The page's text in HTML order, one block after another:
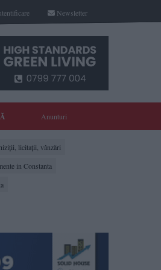
Newsletter
Anunturi
licitații, vânzări
in Constanta